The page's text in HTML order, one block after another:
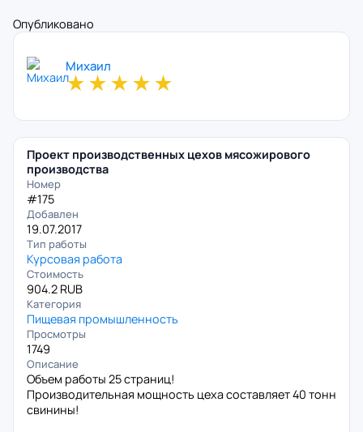
Опубликовано
Михаил
★★★★★
Проект производственных цехов мясожирового
производства
Номер
#175
Добавлен
19.07.2017
Тип работы
Курсовая работа
Стоимость
904.2 RUB
Категория
Пищевая промышленность
Просмотры
1749
Описание
Объем работы 25 страниц!
Производительная мощность цеха составляет 40 тонн
свинины!